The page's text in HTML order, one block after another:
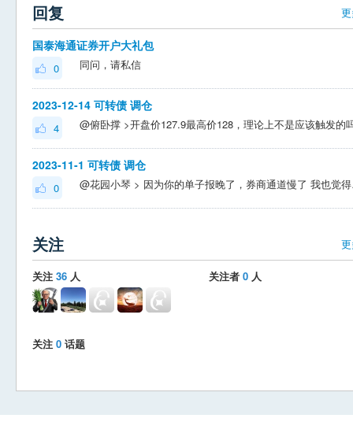
回复
国泰海通证券开户大礼包
0 同问，请私信
2023-12-14 可转债 调仓
4
2023-11-1 可转债 调仓
0 @花
关注
关注 36 人 关注者 0 人
关注 0 话题